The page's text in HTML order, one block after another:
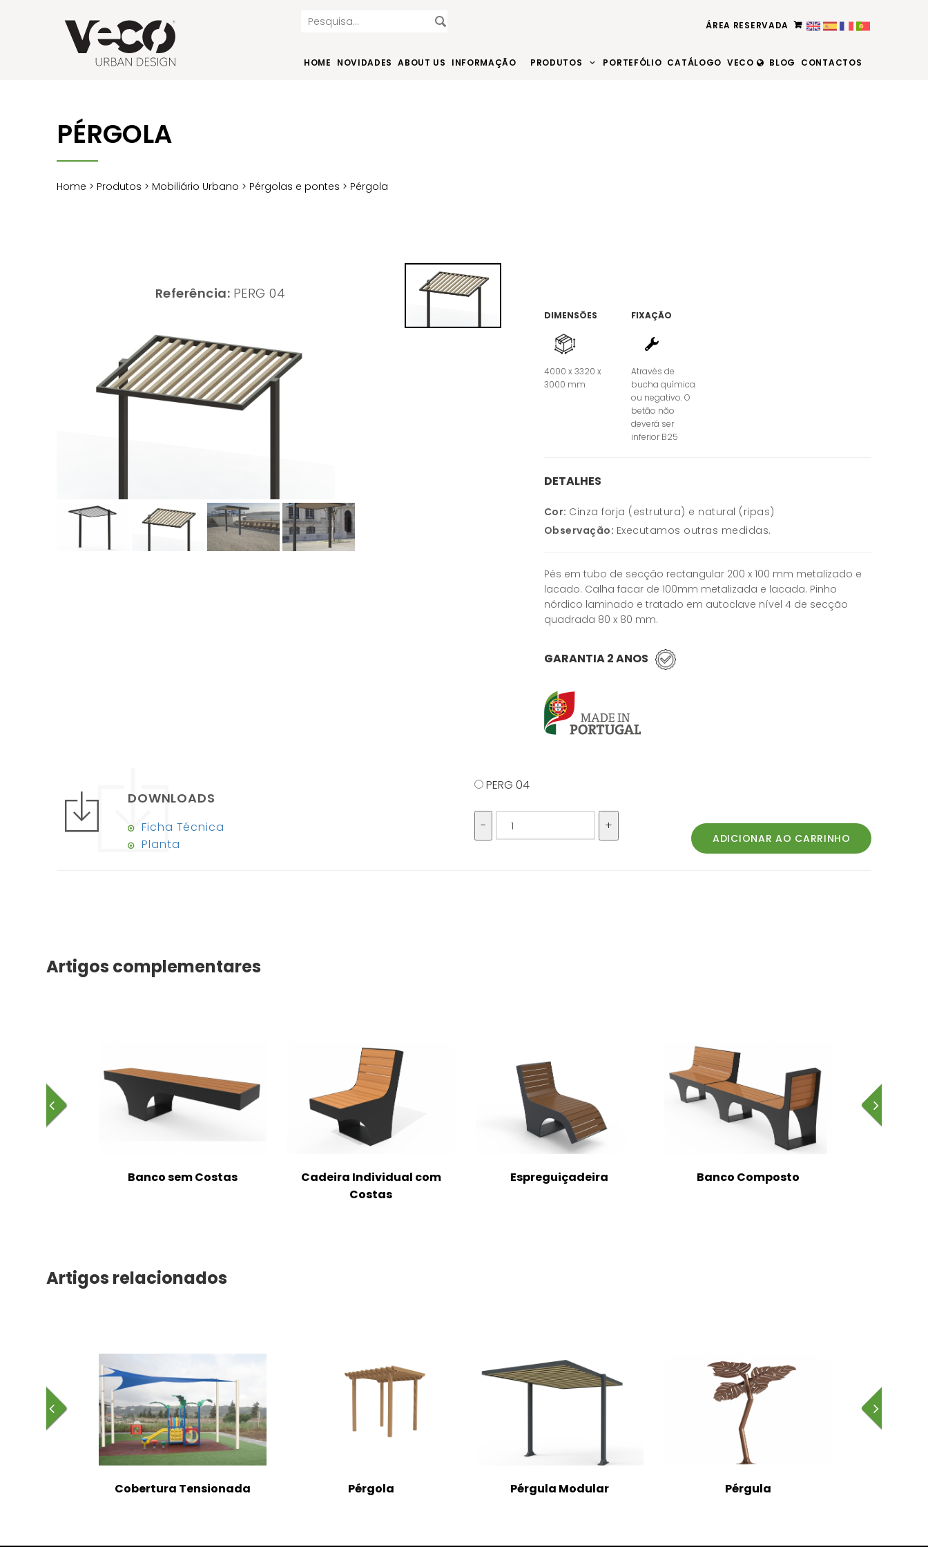
ÁREA RESERVADA
HOME NOVIDADES ABOUT US INFORMAÇÃO PRODUTOS PORTEFÓLIO CATÁLOGO VECO BLOG CONTACTOS
PÉRGOLA
Home > Produtos > Mobiliário Urbano > Pérgolas e pontes > Pérgola
Referência: PERG 04
DIMENSÕES
4000 x 3320 x
3000 mm
FIXAÇÃO
Através de
bucha química
ou negativo. O
betão não
deverá ser
inferior B25
DETALHES
Cor: Cinza forja (estrutura) e natural (ripas)
Observação: Executamos outras medidas.
Pés em tubo de secção rectangular 200 x 100 mm metalizado e
lacado. Calha facar de 100mm metalizada e lacada. Pinho
nórdico laminado e tratado em autoclave nível 4 de secção
quadrada 80 x 80 mm.
GARANTIA 2 ANOS
DOWNLOADS
Ficha Técnica
Planta
PERG 04
Artigos complementares
Banco sem Costas
Cadeira Individual com
Costas
Espreguiçadeira Banco Composto
Artigos relacionados
Cobertura Tensionada Pérgola Pérgula Modular Pérgula